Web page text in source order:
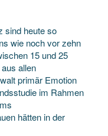
sind heute so
wie noch vor zehn
15 und 25
allen
primär Emotion
im Rahmen
hätten in der